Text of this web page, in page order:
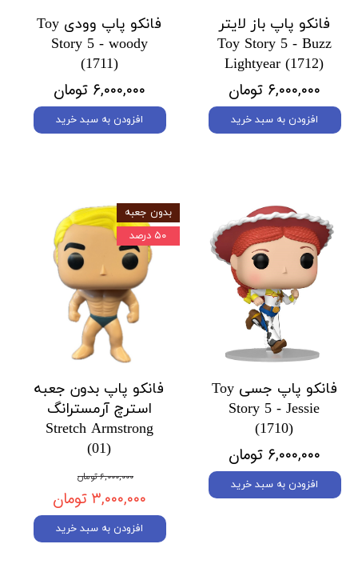
فانکو پاپ باز لایتر
Toy Story 5 - Buzz
Lightyear (1712)
۶,۰۰۰,۰۰۰ تومان
افزودن به سبد خرید
فانکو پاپ وودی Toy
Story 5 - woody
(1711)
۶,۰۰۰,۰۰۰ تومان
افزودن به سبد خرید
فانکو پاپ جسی Toy
Story 5 - Jessie
(1710)
۶,۰۰۰,۰۰۰ تومان
افزودن به سبد خرید
فانکو پاپ بدون جعبه
استرچ آرمسترانگ
Stretch Armstrong
(01)
۶,۰۰۰,۰۰۰ تومان
۳,۰۰۰,۰۰۰ تومان
افزودن به سبد خرید
بدون جعبه
۵۰ درصد